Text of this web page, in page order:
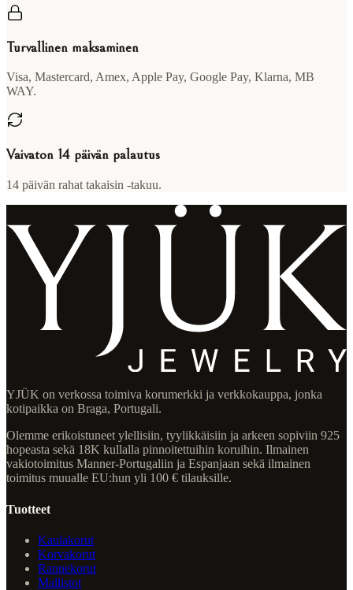
Turvallinen maksaminen
Visa, Mastercard, Amex, Apple Pay, Google Pay, Klarna, MB
WAY.
Vaivaton 14 päivän palautus
14 päivän rahat takaisin -takuu.
YJÜK on verkossa toimiva korumerkki ja verkkokauppa, jonka
kotipaikka on Braga, Portugali.
Olemme erikoistuneet ylellisiin, tyylikkäisiin ja arkeen sopiviin 925
hopeasta sekä 18K kullalla pinnoitettuihin koruihin. Ilmainen
vakiotoimitus Manner-Portugaliin ja Espanjaan sekä ilmainen
toimitus muualle EU:hun yli 100 € tilauksille.
Tuotteet
Kaulakorut
Korvakorut
Rannekorut
Mallistot